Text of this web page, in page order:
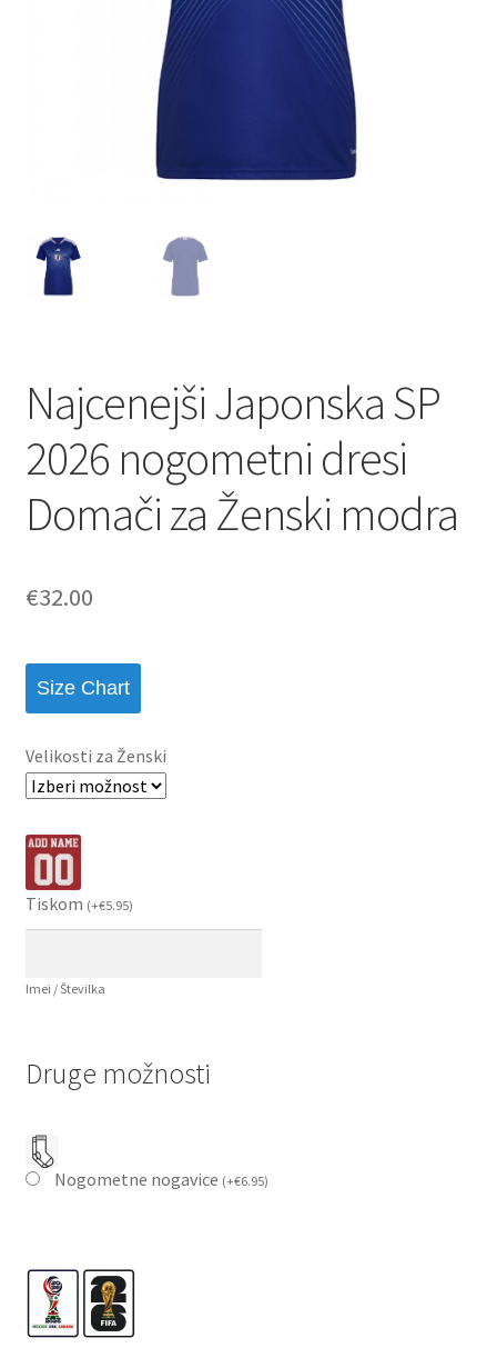
Najcenejši Japonska SP
2026 nogometni dresi
Domači za Ženski modra
€32.00
Size Chart
Velikosti za Ženski
Tiskom (+€5.95)
Imei / Številka
Druge možnosti
Nogometne nogavice (+€6.95)